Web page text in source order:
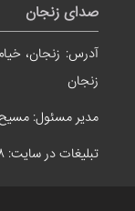
صدای زنجان
آدرس: زنجان،
زنجان
مدیر مسئول:
تبلیغات در سایت: ۳۳۳۳۶۷۷۸-۰۲۴